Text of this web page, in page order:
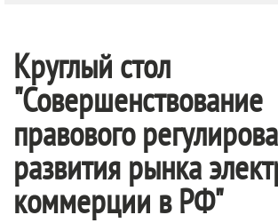
Круглый стол
"Совершенствование
правового
развития рынка
коммерции в РФ"